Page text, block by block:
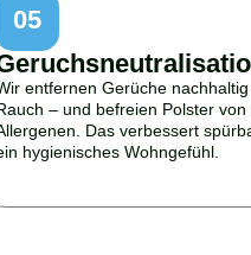
05
entfernen Gerüche
– und befreien Polster
Das verbessert
hygienisches Wohngefühl.